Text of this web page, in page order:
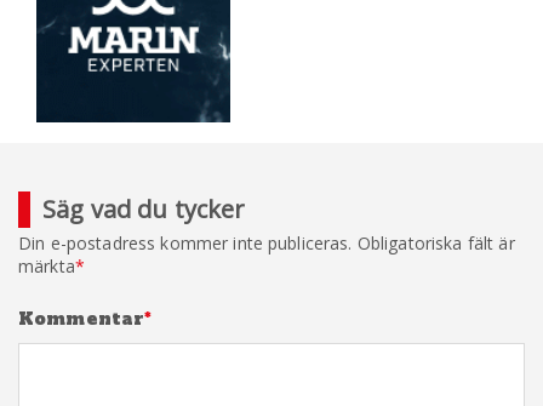
Säg vad du tycker
Din e-postadress kommer inte publiceras. Obligatoriska fält är
märkta*
Kommentar*